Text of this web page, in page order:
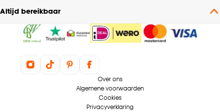
Altijd bereikbaar
Over ons
Algemene voorwaarden
Cookies
Privacyverklaring